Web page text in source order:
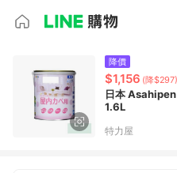
降價
$1,156 (降$297)
日本
1.6L
特力屋